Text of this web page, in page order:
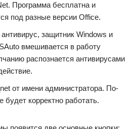
Программа бесплатна и
под разные версии Office.
защитник Windows и
вмешивается в работу
распознается антивирусами
от имени администратора. По-
будет корректно работать.